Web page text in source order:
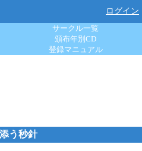
ログイン
サークル一覧
頒布年別CD
登録マニュアル
う秒針